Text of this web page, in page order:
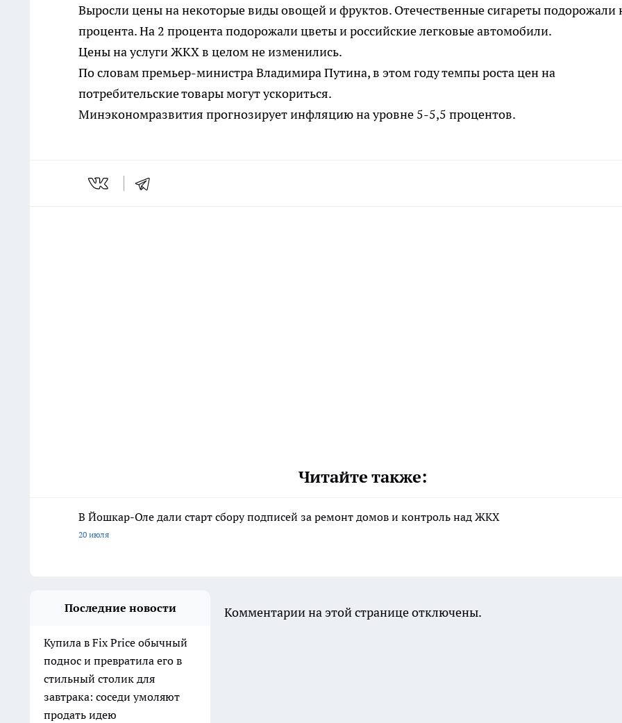
Выросли цены на некоторые виды овощей и фруктов. Отечественные сигареты подорожали
процента. На 2 процента подорожали цветы и российские легковые автомобили.
Цены на услуги ЖКХ в целом не изменились.
По словам премьер-министра Владимира Путина, в этом году темпы роста цен на
потребительские товары могут ускориться.
Минэкономразвития прогнозирует инфляцию на уровне 5-5,5 процентов.
Читайте также:
В Йошкар-Оле дали старт сбору подписей за ремонт домов и контроль над ЖКХ
20 июля
Последние новости
Купила в Fix Price обычный
поднос и превратила его в
стильный столик для
завтрака: соседи умоляют
продать идею
Комментарии на этой странице отключены.